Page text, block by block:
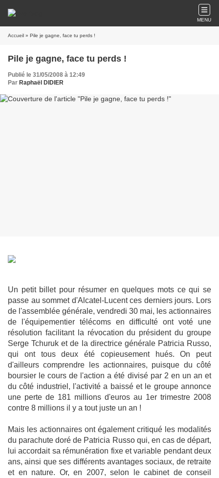
MENU
Accueil » Pile je gagne, face tu perds !
Pile je gagne, face tu perds !
Publié le 31/05/2008 à 12:49
Par Raphaël DIDIER
Un petit billet pour résumer en quelques mots ce qui se
passe au sommet d'Alcatel-Lucent ces derniers jours. Lors
de l'assemblée générale, vendredi 30 mai, les actionnaires
de l'équipementier télécoms en difficulté ont voté une
résolution facilitant la révocation du président du groupe
Serge Tchuruk et de la directrice générale Patricia Russo,
qui ont tous deux été copieusement hués. On peut
d'ailleurs comprendre les actionnaires, puisque du côté
boursier le cours de l'action a été divisé par 2 en un an et
du côté industriel, l'activité a baissé et le groupe annonce
une perte de 181 millions d'euros au 1er trimestre 2008
contre 8 millions il y a tout juste un an !
Mais les actionnaires ont également critiqué les modalités
du parachute doré de Patricia Russo qui, en cas de départ,
lui accordait sa rémunération fixe et variable pendant deux
ans, ainsi que ses différents avantages sociaux, de retraite
et en nature. Or, en 2007, selon le cabinet de conseil